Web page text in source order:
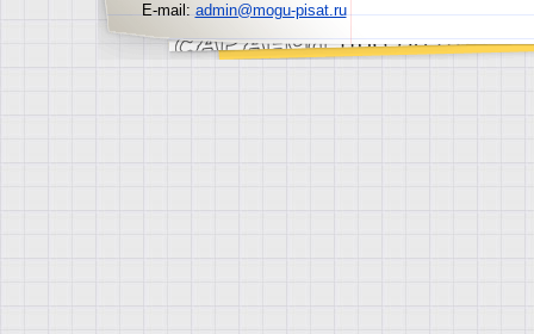
E-mail:admin@mogu-pisat.ru